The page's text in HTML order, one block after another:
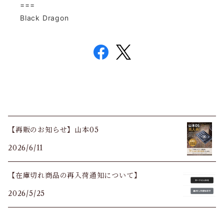
===
Black Dragon
【再販のお知らせ】山本05
2026/6/11
【在庫切れ商品の再入荷通知について】
2026/5/25